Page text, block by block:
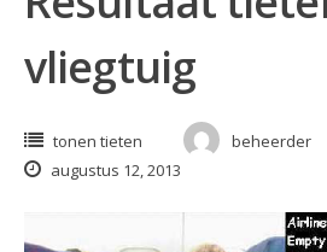
vliegtuig
tonen tieten
beheerder
augustus 12, 2013